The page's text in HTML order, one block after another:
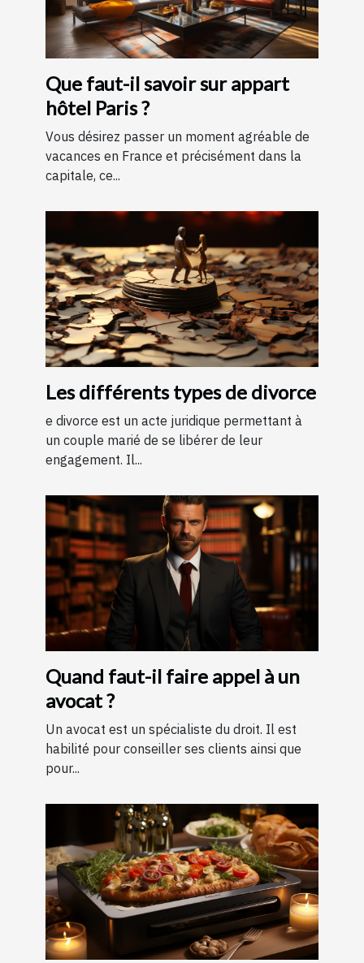
Que faut-il savoir sur appart
hôtel Paris ?
Vous désirez passer un moment agréable de
vacances en France et précisément dans la
capitale, ce...
Les différents types de divorce
e divorce est un acte juridique permettant à
un couple marié de se libérer de leur
engagement. Il...
Quand faut-il faire appel à un
avocat ?
Un avocat est un spécialiste du droit. Il est
habilité pour conseiller ses clients ainsi que
pour...